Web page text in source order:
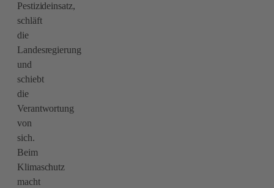
Pestizideinsatz,
schläft
die
Landesregierung
und
schiebt
die
Verantwortung
von
sich.
Beim
Klimaschutz
macht